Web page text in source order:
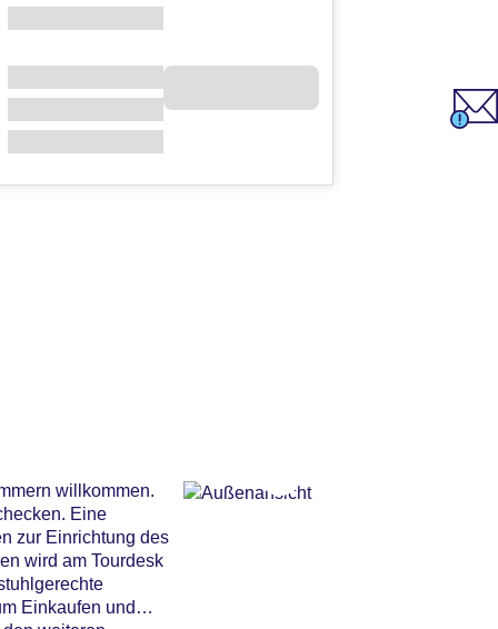
willkommen.
Eine
zur Einrichtung des
wird am Tourdesk
Einkaufen und